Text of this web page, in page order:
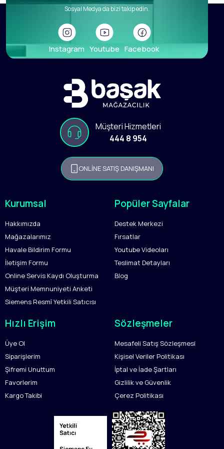
Sosyal Medya da bizi takip edin.
Instagram Youtube Facebook
Müşteri Hizmetleri
444 8 954
ONLİNE SATIŞ DANIŞMANI
Kurumsal
Hakkımızda
Mağazalarımız
Havale Bildirim Formu
İletişim Formu
Online Servis Kaydı Oluşturma
Müşteri Memnuniyeti Anketi
Siemens Resmî Yetkili Satıcısı
Popüler Sayfalar
Destek Merkezi
Fırsatlar
Youtube Videoları
Teslimat Detayları
Blog
Hızlı Erişim
Üye Ol
Siparişlerim
Şifremi Unuttum
Favorlerim
Kargo Takibi
Sözleşmeler
Mesafeli Satış Sözleşmesi
Kişisel Veriler Politikası
İptal ve İade Şartları
Gizlilik ve Güvenlik
Çerez Politikası